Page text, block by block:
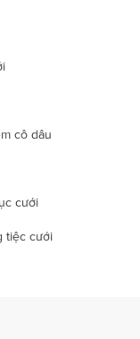
cô dâu
cưới
tiệc cưới